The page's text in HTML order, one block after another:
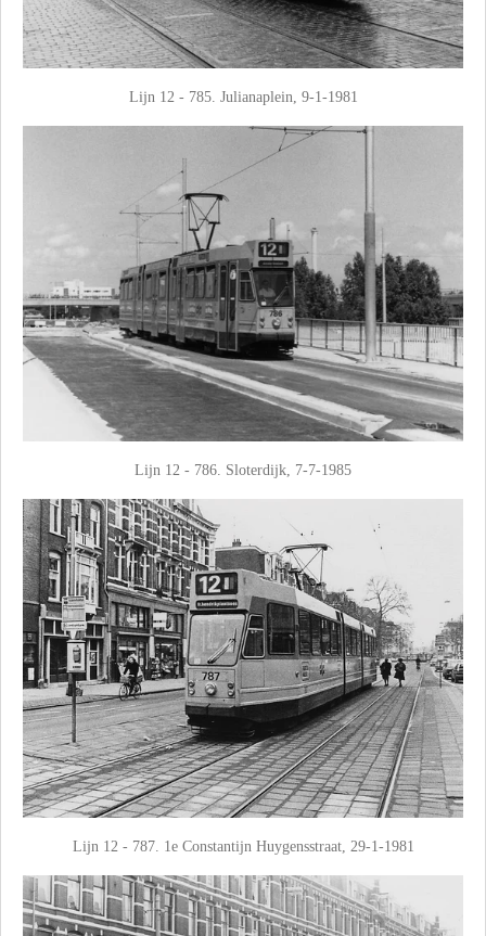
Lijn 12 - 785. Julianaplein, 9-1-1981
Lijn 12 - 786. Sloterdijk, 7-7-1985
Lijn 12 - 787. 1e Constantijn Huygensstraat, 29-1-1981